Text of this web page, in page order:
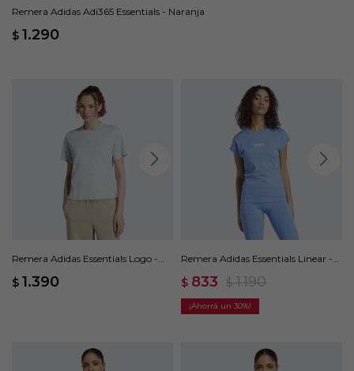
Remera Adidas Adi365 Essentials - Naranja
$ 1.290
Remera Adidas Essentials Logo -
$ 1.390
Remera Adidas Essentials Linear -
$ 833 $ 1.190
30